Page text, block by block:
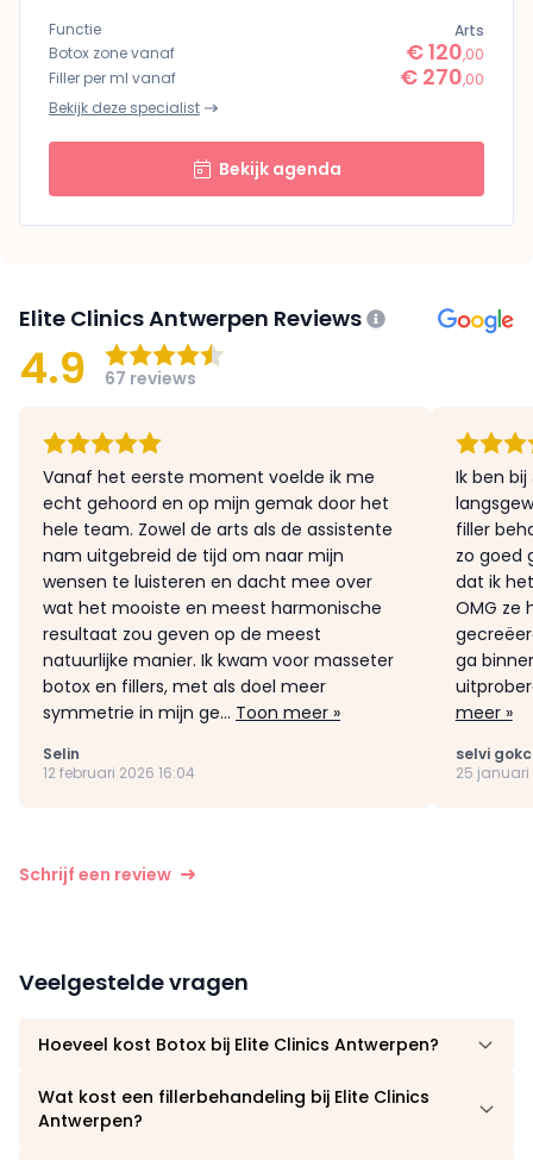
Functie
Arts
Botox zone vanaf
€ 120,00
Filler per ml vanaf
€ 270,00
Bekijk deze specialist
Bekijk agenda
Elite Clinics Antwerpen Reviews
4.9 67 reviews
Vanaf het eerste moment voelde ik me
echt gehoord en op mijn gemak door het
hele team. Zowel de arts als de assistente
nam uitgebreid de tijd om naar mijn
wensen te luisteren en dacht mee over
wat het mooiste en meest harmonische
resultaat zou geven op de meest
natuurlijke manier. Ik kwam voor masseter
botox en fillers, met als doel meer
symmetrie in mijn ge... Toon meer »
Selin
12 februari 2026 16:04
Ik ben
filler
zo goed
dat ik
OMG ze
ga
meer »
selvi
25 januari
Schrijf een review
Veelgestelde vragen
Hoeveel kost Botox bij Elite Clinics Antwerpen?
Wat kost een fillerbehandeling bij Elite Clinics
Antwerpen?